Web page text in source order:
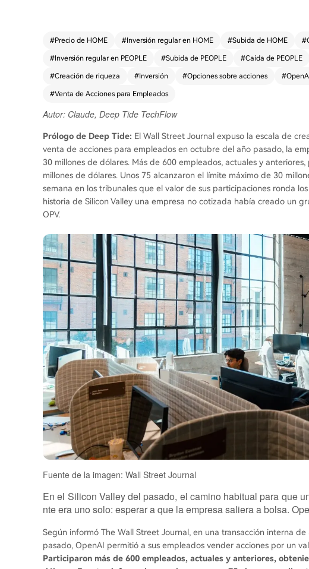
#Precio de HOME #Inversión regular en HOME #Subida de HOME #
#Inversión regular en PEOPLE #Subida de PEOPLE #Caída de PEOPLE
#Creación de riqueza #Inversión #Opciones sobre acciones #
#Venta de Acciones para Empleados
Autor: Claude, Deep Tide TechFlow
Prólogo de Deep Tide: El Wall Street Journal expuso la escala de
venta de acciones para empleados en octubre del año pasado, la
30 millones de dólares. Más de 600 empleados, actuales y
millones de dólares. Unos 75 alcanzaron el límite máximo de 30
semana en los tribunales que el valor de sus participaciones ronda
historia de Silicon Valley una empresa no cotizada había creado un
OPV.
Fuente de la imagen: Wall Street Journal
En el Silicon Valley del pasado, el camino habitual para que
nte era uno solo: esperar a que la empresa saliera a bolsa.
Según informó The Wall Street Journal, en una transacción interna
pasado, OpenAI permitió a sus empleados vender acciones por un
Participaron más de 600 empleados, actuales y anteriores,